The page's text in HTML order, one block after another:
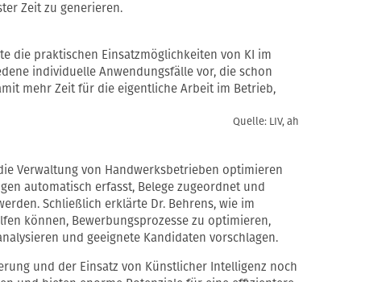
Zeit zu generieren.
die praktischen Einsatzmöglichkeiten von KI im
individuelle Anwendungsfälle vor, die schon
mehr Zeit für die eigentliche Arbeit im Betrieb,
Quelle: LIV, ah
Verwaltung von Handwerksbetrieben optimieren
automatisch erfasst, Belege zugeordnet und
Schließlich erklärte Dr. Behrens, wie im
können, Bewerbungsprozesse zu optimieren,
und geeignete Kandidaten vorschlagen.
und der Einsatz von Künstlicher Intelligenz noch